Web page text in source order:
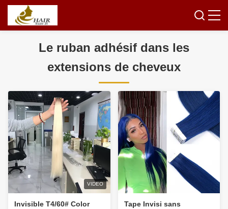
Le ruban adhésif dans les
extensions de cheveux
VIDEO
Invisible T4/60# Color
Tape Invisi sans